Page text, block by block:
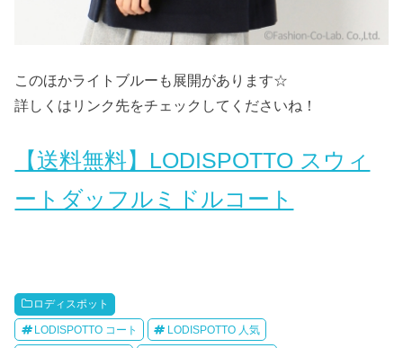
このほかライトブルーも展開があります☆
詳しくはリンク先をチェックしてくださいね！
【送料無料】LODISPOTTO スウィ
ートダッフルミドルコート
ロディスポット
LODISPOTTO コート LODISPOTTO 人気